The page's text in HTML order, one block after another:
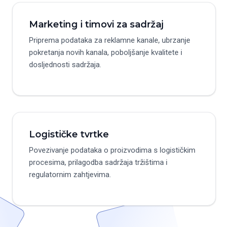
Marketing i timovi za sadržaj
Priprema podataka za reklamne kanale, ubrzanje
pokretanja novih kanala, poboljšanje kvalitete i
dosljednosti sadržaja.
Logističke tvrtke
Povezivanje podataka o proizvodima s logističkim
procesima, prilagodba sadržaja tržištima i
regulatornim zahtjevima.